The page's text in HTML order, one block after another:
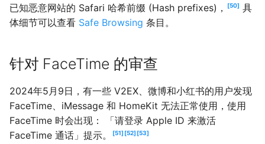
已知恶意网站的 Safari 哈希前缀 (Hash prefixes)，
50
具
体细节可以查看 Safe Browsing 条目。
针对 FaceTime 的审查
2024年5月9日，有一些 V2EX、微博和小红书的用户发现
FaceTime、iMessage 和 HomeKit 无法正常使用，使用
FaceTime 时会出现： 「请登录 Apple ID 来激活
FaceTime 通话」提示。
51 52 53